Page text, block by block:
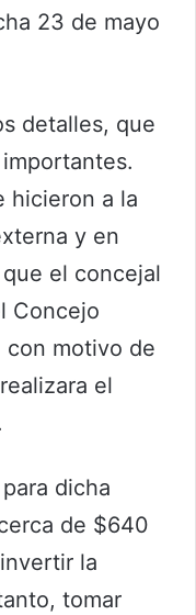
23 de mayo
detalles, que
hicieron a la
y en
el concejal
Concejo
con motivo de
el
dicha
de $640
la
tomar